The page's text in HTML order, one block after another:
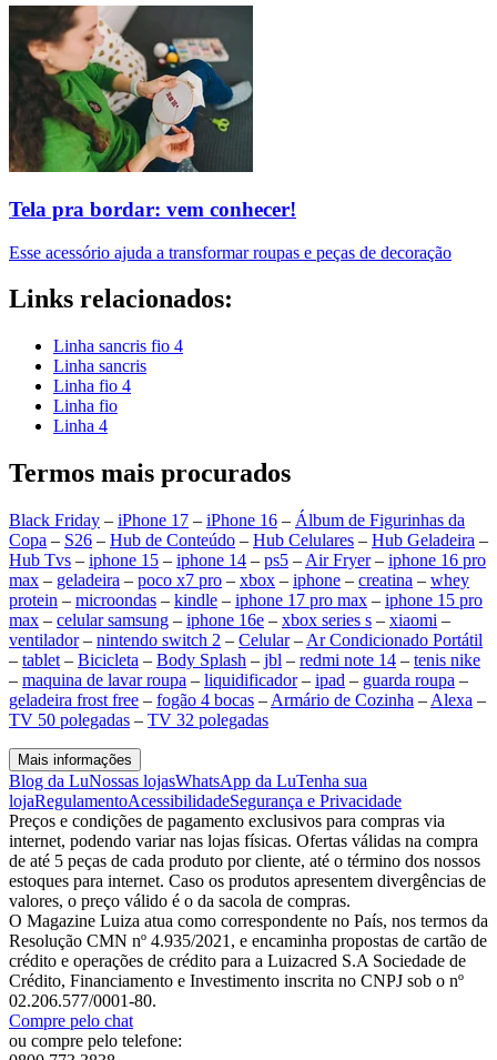
Tela pra bordar: vem conhecer!
Esse acessório ajuda a transformar roupas e peças de decoração
Links relacionados:
Linha sancris fio 4
Linha sancris
Linha fio 4
Linha fio
Linha 4
Termos mais procurados
Black Friday – iPhone 17 – iPhone 16 – Álbum de Figurinhas da
Copa – S26 – Hub de Conteúdo – Hub Celulares – Hub Geladeira –
Hub Tvs – iphone 15 – iphone 14 – ps5 – Air Fryer– iphone 16 pro
max – geladeira – poco x7 pro – xbox – iphone – creatina – whey
protein – microondas – kindle – iphone 17 pro max – iphone 15 pro
max – celular samsung – iphone 16e – xbox series s – xiaomi –
ventilador– nintendo switch 2 – Celular– Ar Condicionado Portátil
– tablet – Bicicleta – Body Splash – jbl – redmi note 14 – tenis nike
– maquina de lavar roupa – liquidificador– ipad – guarda roupa –
geladeira frost free – fogão 4 bocas – Armário de Cozinha – Alexa –
TV 50 polegadas – TV 32 polegadas
Mais informações
Blog da LuNossas lojasWhatsApp da LuTenha sua
lojaRegulamentoAcessibilidadeSegurança e Privacidade
Preços e condições de pagamento exclusivos para compras via
internet, podendo variar nas lojas físicas. Ofertas válidas na compra
de até 5 peças de cada produto por cliente, até o término dos nossos
estoques para internet. Caso os produtos apresentem divergências de
valores, o preço válido é o da sacola de compras.
O Magazine Luiza atua como correspondente no País, nos termos da
Resolução CMN nº 4.935/2021, e encaminha propostas de cartão de
crédito e operações de crédito para a Luizacred S.A Sociedade de
Crédito, Financiamento e Investimento inscrita no CNPJ sob o nº
02.206.577/0001-80.
Compre pelo chat
ou compre pelo telefone: